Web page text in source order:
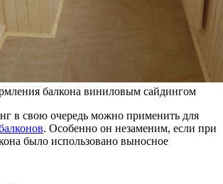
балкона виниловым сайдингом
в свою очередь можно применить для
. Особенно он незаменим, если при
было использовано выносное